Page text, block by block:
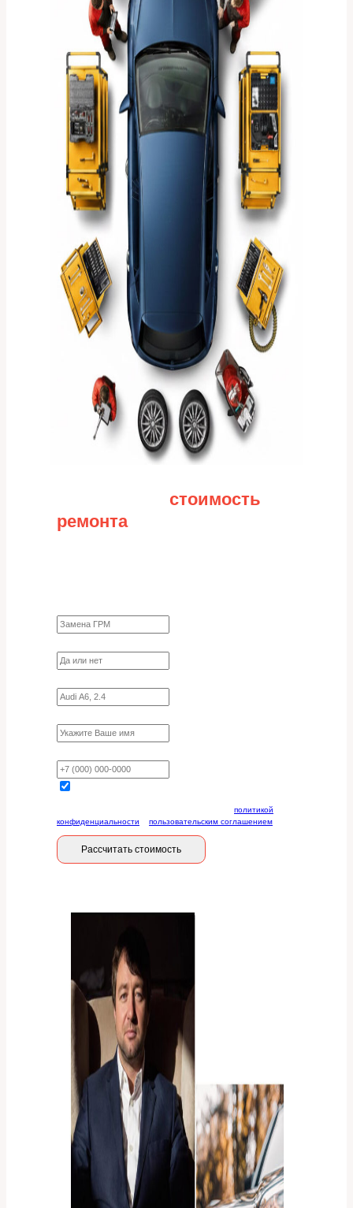
стоимость
ремонта
политикой
конфиденциальности
пользовательским соглашением
Рассчитать стоимость